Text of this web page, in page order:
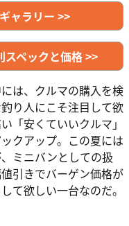
ャラリー >>
ペックと価格 >>
は、クルマの購入を検
り人にこそ注目して欲
「安くていいクルマ」
クアップ。この夏には
ミニバンとしての扱
引きでバーゲン価格が
て欲しい一台なのだ。